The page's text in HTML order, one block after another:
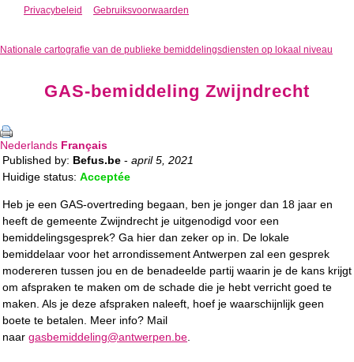
Privacybeleid
Gebruiksvoorwaarden
Nationale cartografie van de publieke bemiddelingsdiensten op lokaal niveau
GAS-bemiddeling Zwijndrecht
Nederlands Français
Published by: Befus.be - april 5, 2021
Huidige status: Acceptée
Heb je een GAS-overtreding begaan, ben je jonger dan 18 jaar en
heeft de gemeente Zwijndrecht je uitgenodigd voor een
bemiddelingsgesprek? Ga hier dan zeker op in. De lokale
bemiddelaar voor het arrondissement Antwerpen zal een gesprek
modereren tussen jou en de benadeelde partij waarin je de kans krijgt
om afspraken te maken om de schade die je hebt verricht goed te
maken. Als je deze afspraken naleeft, hoef je waarschijnlijk geen
boete te betalen. Meer info? Mail
naar gasbemiddeling@antwerpen.be